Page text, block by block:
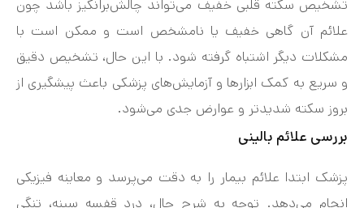
تشخیص سکته قلبی خفیف می‌تواند چالش‌برانگیز باشد چون
علائم آن گاهی خفیف یا نامشخص است و ممکن است با
مشکلات دیگر اشتباه گرفته شود. با این حال، تشخیص دقیق
و سریع به کمک ابزارها و آزمایش‌های پزشکی باعث پیشگیری از
بروز سکته شدیدتر و عوارض جدی می‌شود.
بررسی علائم بالینی
پزشک ابتدا علائم بیمار را به دقت می‌پرسد و معاینه فیزیکی
انجام می‌دهد. توجه به شرح حال، درد قفسه سینه، تنگی